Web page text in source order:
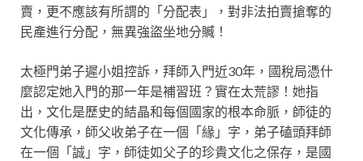
賣，更不應該有所謂的「分配表」，對非法拍賣搶奪的
民產進行分配，無異強盜坐地分贓！
太極門弟子遲小姐控訴，拜師入門近30年，國稅局憑什
麼認定她入門的那一年是補習班？實在太荒謬！她指
出，文化是歷史的結晶和每個國家的根本命脈，師徒的
文化傳承，師父收弟子在一個「緣」字，弟子磕頭拜師
在一個「誠」字，師徒如父子的珍貴文化之保存，是國